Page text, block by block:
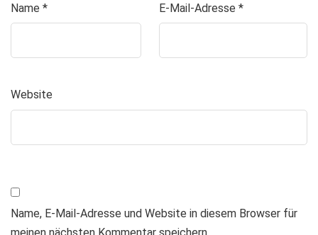
Name * E-Mail-Adresse *
Website
Name, E-Mail-Adresse und Website in diesem Browser für